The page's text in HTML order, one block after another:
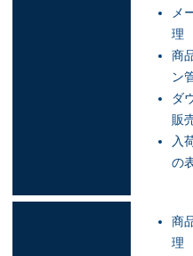
メ
理
商
ン
ダ
販
入
の
商
理